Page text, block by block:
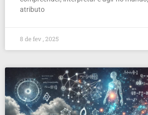
atributo
8 de fev , 2025